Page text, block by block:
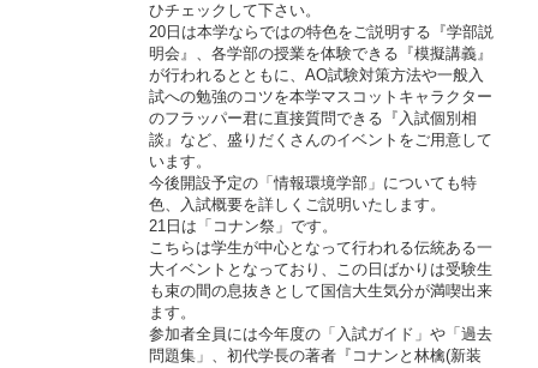
ひチェックして下さい。
20日は本学ならではの特色をご説明する『学部説
明会』、各学部の授業を体験できる『模擬講義』
が行われるとともに、AO試験対策方法や一般入
試への勉強のコツを本学マスコットキャラクター
のフラッパー君に直接質問できる『入試個別相
談』など、盛りだくさんのイベントをご用意して
います。
今後開設予定の「情報環境学部」についても特
色、入試概要を詳しくご説明いたします。
21日は「コナン祭」です。
こちらは学生が中心となって行われる伝統ある一
大イベントとなっており、この日ばかりは受験生
も束の間の息抜きとして国信大生気分が満喫出来
ます。
参加者全員には今年度の「入試ガイド」や「過去
問題集」、初代学長の著者『コナンと林檎(新装